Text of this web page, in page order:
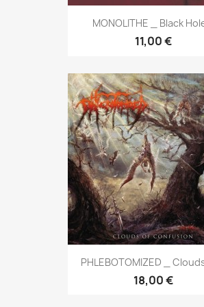
MONOLITHE _ Black
11,00 €
PHLEBOTOMIZED _
18,00 €